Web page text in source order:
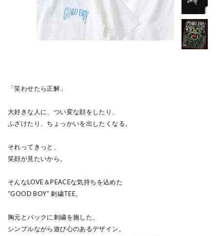
「笑わせたら正解」
大好きな人に、つい変な顔をしたり、
ふざけたり、ちょっかいを出したくなる。
それってきっと、
笑顔が見たいから。
そんなLOVE＆PEACEな気持ちを込めた
“GOOD BOY” 刺繍TEE。
胸元とバックに刺繍を施した、
シンプルながら遊び心のあるデザイン。